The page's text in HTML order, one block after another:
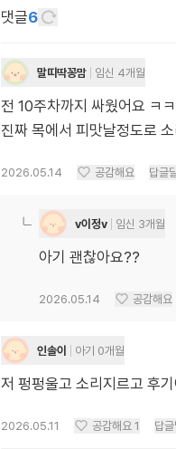
댓글6
말띠딱꽁맘 임신 4개월
전 10주차까지 싸웠어요 ㅋ
진짜 목에서 피맛날정도로
2026.05.14 공감해요 답글
v이정v 임신 3개월
아기 괜찮아요??
2026.05.14 공감해요
인솔이 아기 0개월
저 펑펑울고 소리지르고 후
2026.05.11 공감해요 1 답글